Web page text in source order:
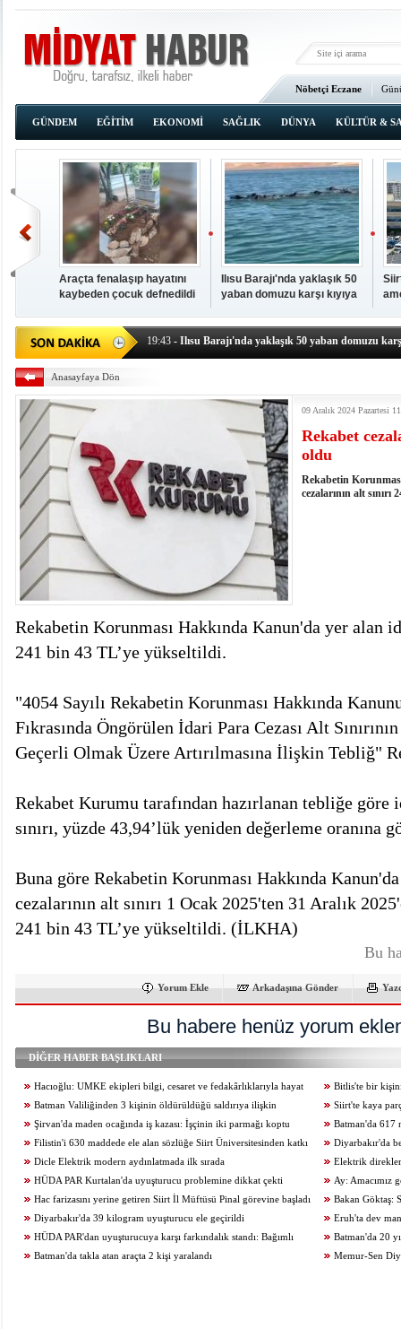
Nöbetçi Eczane
Ana Sayfa
GÜNDEM
EĞİTİM EKONOMİ SAĞLIK DÜNYA KÜLTÜR &
Araçta fenalaşıp hayatını
kaybeden çocuk defnedildi
Ilısu Barajı'nda yaklaşık 50
yaban domuzu karşı kıyıya
- OKUMAK İÇİN TIKLAYIN
19:43 - Ilısu Barajı'nda yaklaşık 50 yaban domuzu
19:42- Hacıoğlu: UMKE ekipleri bilgi, cesaret ve
19:08- HÜDA PAR Şırnak il başkanı Yalçın:
- Öter: Maneviyatı ve ahlaki yapıyı bozan en
- MARSU, Kabala Mahallesi'nin Yaklaşık 40
- VEFAT • Mehmet Ata Baştuğ
13:14- Mardin’de yangına müdahale eden itfaiye
13:13- Başkan Genç, Şırnak'ta dönel kavşak çağrısını
13:07- Bakan Memişoğlu: 500 yataklı hastanemizi
- Bitlis'te bir kişinin hayatını kaybettiği husumet
- Öter: Çiftçinin kullandığı mazot, gübre ve
- Batman Üniversitesinin 2026 YKS kontenjanı
Anasayfaya Dön
09 Aralık 2024 Pazartesi
Rekabet
oldu
Rekabetin
cezalarının alt
Rekabetin Korunması Hakkında Kanun'da yer alan
241 bin 43 TL’ye yükseltildi.
"4054 Sayılı Rekabetin Korunması Hakkında
Fıkrasında Öngörülen İdari Para Cezası Alt
Geçerli Olmak Üzere Artırılmasına İlişkin Tebliğ"
Rekabet Kurumu tarafından hazırlanan tebliğe göre
sınırı, yüzde 43,94’lük yeniden değerleme oranına
Buna göre Rekabetin Korunması Hakkında
cezalarının alt sınırı 1 Ocak 2025'ten 31 Aralık
241 bin 43 TL’ye yükseltildi. (İLKHA)
Bu
Yorum Ekle Arkadaşına Gönder
Bu habere henüz yorum
DİĞER HABER BAŞLIKLARI
Hacıoğlu: UMKE ekipleri bilgi, cesaret ve fedakârlıklarıyla hayat
kurtarıyor
Bitlis'te bir
Batman Valiliğinden 3 kişinin öldürüldüğü saldırıya ilişkin
açıklama
Siirt'te kaya
kaybetti
Şirvan'da maden ocağında iş kazası: İşçinin iki parmağı koptu
Batman'da 617
Filistin'i 630 maddede ele alan sözlüğe Siirt Üniversitesinden katkı
Diyarbakır'da
kurtuldu
Dicle Elektrik modern aydınlatmada ilk sırada
Elektrik
HÜDA PAR Kurtalan'da uyuşturucu problemine dikkat çekti
Ay: Amacımız
zamanda üreten
Hac farizasını yerine getiren Siirt İl Müftüsü Pinal görevine başladı
Bakan Göktaş:
geçiriyoruz
Diyarbakır'da 39 kilogram uyuşturucu ele geçirildi
Eruh'ta dev
HÜDA PAR'dan uyuşturucuya karşı farkındalık standı: Bağımlı
olma, hür ol
Batman'da 20
Batman'da takla atan araçta 2 kişi yaralandı
Memur-Sen